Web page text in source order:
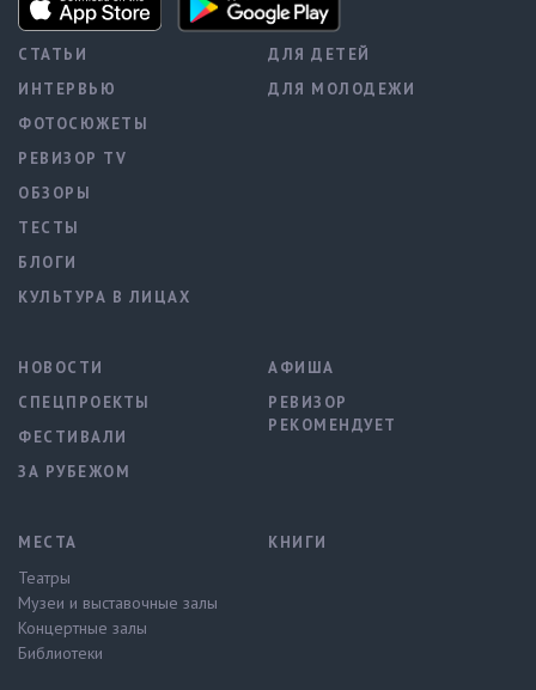
СТАТЬИ
ИНТЕРВЬЮ
ФОТОСЮЖЕТЫ
РЕВИЗОР TV
ОБЗОРЫ
ТЕСТЫ
БЛОГИ
КУЛЬТУРА В ЛИЦАХ
ДЛЯ ДЕТЕЙ
ДЛЯ МОЛОДЕЖИ
НОВОСТИ
СПЕЦПРОЕКТЫ
ФЕСТИВАЛИ
ЗА РУБЕЖОМ
АФИША
РЕВИЗОР
РЕКОМЕНДУЕТ
МЕСТА
Театры
Музеи и выставочные залы
Концертные залы
Библиотеки
КНИГИ